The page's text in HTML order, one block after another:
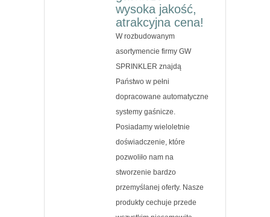
wysoka jakość,
atrakcyjna cena!
W rozbudowanym
asortymencie firmy GW
SPRINKLER znajdą
Państwo w pełni
dopracowane automatyczne
systemy gaśnicze.
Posiadamy wieloletnie
doświadczenie, które
pozwoliło nam na
stworzenie bardzo
przemyślanej oferty. Nasze
produkty cechuje przede